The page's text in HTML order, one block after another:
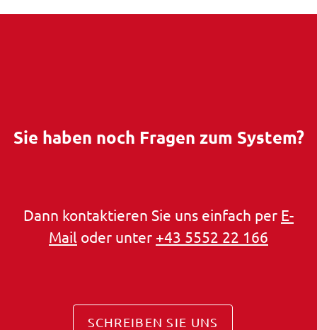
Sie haben noch Fragen zum System?
Dann kontaktieren Sie uns einfach per E-
Mail oder unter +43 5552 22 166
SCHREIBEN SIE UNS